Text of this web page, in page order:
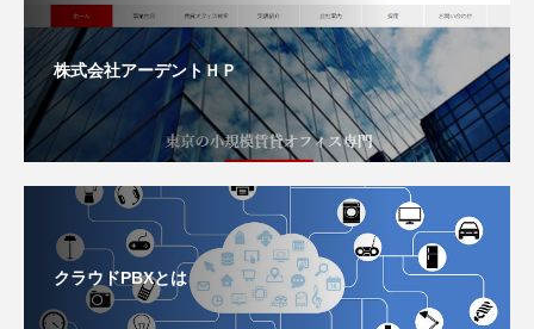
株式会社アーデントＨＰ
クラウドPBXとは